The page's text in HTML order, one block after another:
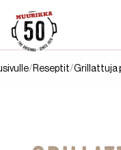
Reseptit Grillattuja